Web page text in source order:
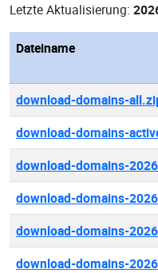
Letzte Aktualisierung:
Dateiname
download-domains-
download-domains-
download-domains-
download-domains-
download-domains-
download-domains-